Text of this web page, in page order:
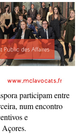
participam entre
num encontro
e
Açores.